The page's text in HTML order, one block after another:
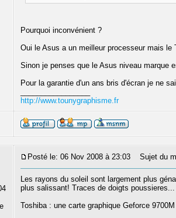
Pourquoi inconvénient ?
Oui le Asus a un meilleur processeur mais le
Sinon je penses que le Asus niveau marque
Pour la garantie d'un ans bris d'écran je ne
http://www.tounygraphisme.fr
Posté le: 06 Nov 2008 à 23:03 Sujet du
Les rayons du soleil sont largement plus
plus salissant! Traces de doigts poussieres...
Toshiba : une carte graphique Geforce